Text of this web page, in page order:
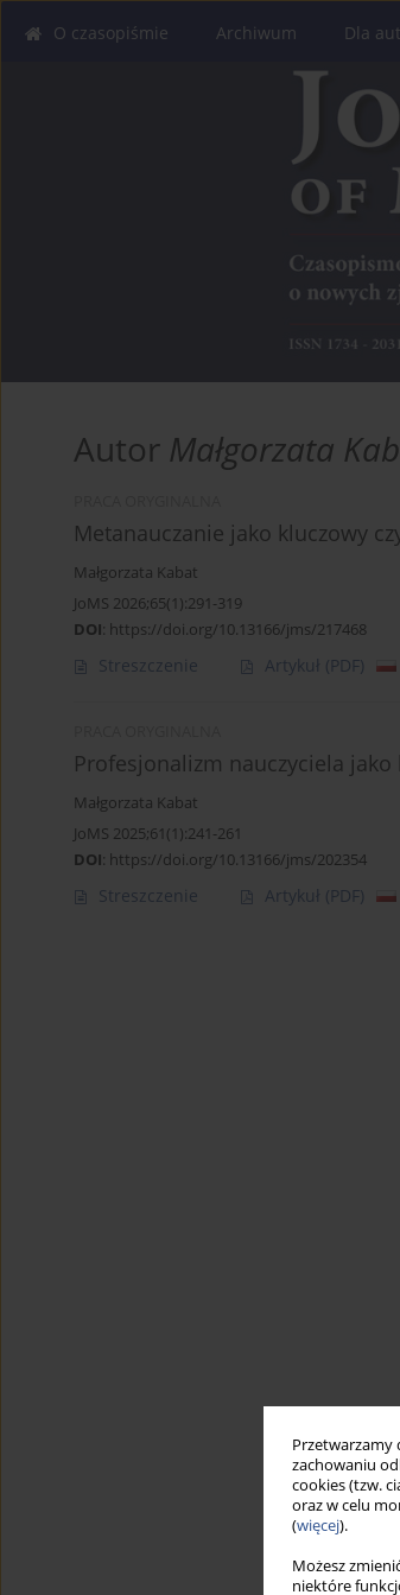
Przetwarzamy
zachowaniu
cookies (tzw.
oraz w celu
(więcej).
Możesz
niektóre
O czasopiśmie Archiwum Dla
Autor Małgorzata
Metanauczanie jako kluczowy
Małgorzata Kabat
JoMS 2026;65(1):291-319
DOI: https://doi.org/10.13166/jms/217468
Streszczenie Artykuł (PDF)
Profesjonalizm nauczyciela
Małgorzata Kabat
JoMS 2025;61(1):241-261
DOI: https://doi.org/10.13166/jms/202354
Streszczenie Artykuł (PDF)